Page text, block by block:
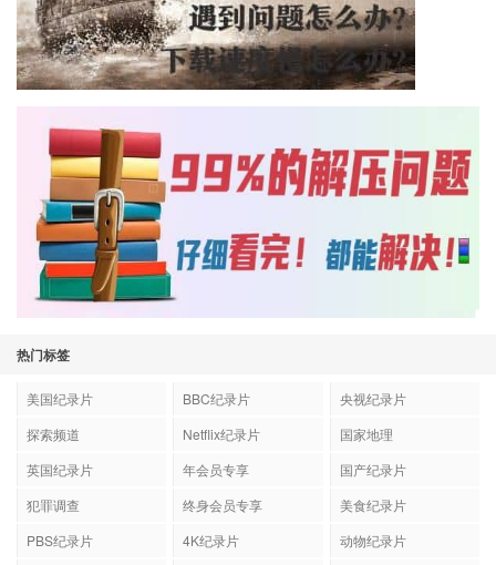
热门标签
美国纪录片 BBC纪录片
央视纪录片
探索频道
Netflix纪录片
国家地理
英国纪录片
年会员专享
国产纪录片
犯罪调查
终身会员专享
美食纪录片
PBS纪录片
4K纪录片
动物纪录片